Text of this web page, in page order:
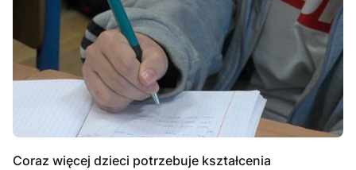
Coraz więcej dzieci potrzebuje kształcenia